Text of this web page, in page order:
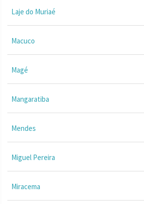
Laje do Muriaé
Macuco
Magé
Mangaratiba
Mendes
Miguel Pereira
Miracema